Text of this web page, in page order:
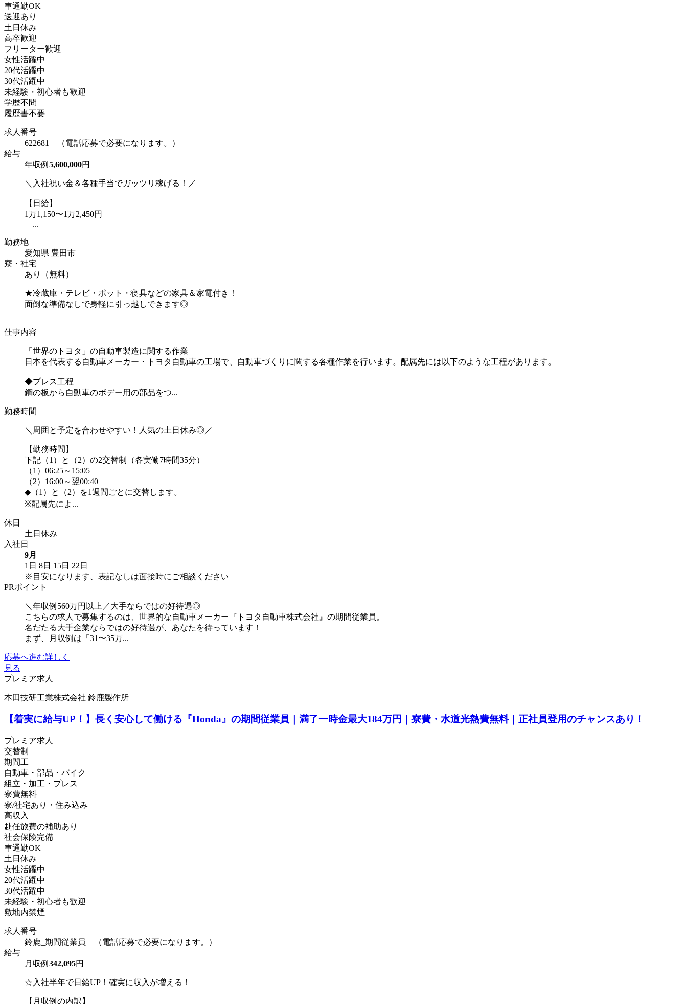
車通勤OK
送迎あり
土日休み
高卒歓迎
フリーター歓迎
女性活躍中
20代活躍中
30代活躍中
未経験・初心者も歓迎
学歴不問
履歴書不要
求人番号
622681 （電話応募で必要になります。）
給与
年収例 5,600,000円
＼入社祝い金＆各種手当でガッツリ稼げる！／
【日給】
1万1,150〜1万2,450円
...
勤務地
愛知県 豊田市
寮・社宅
あり（無料）
★冷蔵庫・テレビ・ポット・寝具などの家具＆家電付き！
面倒な準備なしで身軽に引っ越しできます◎
仕事内容
「世界のトヨタ」の自動車製造に関する作業
日本を代表する自動車メーカー・トヨタ自動車の工場で、自動車づくりに関する各種作業を行います。配属先には以下のような工程があります。
◆プレス工程
鋼の板から自動車のボデー用の部品をつ...
勤務時間
＼周囲と予定を合わせやすい！人気の土日休み◎／
【勤務時間】
下記（1）と（2）の2交替制（各実働7時間35分）
（1）06:25～15:05
（2）16:00～翌00:40
◆（1）と（2）を1週間ごとに交替します。
※配属先によ...
休日
土日休み
入社日
9月
1日 8日 15日 22日
※目安になります、表記なしは面接時にご相談ください
PRポイント
＼年収例560万円以上／大手ならではの好待遇◎
こちらの求人で募集するのは、世界的な自動車メーカー『トヨタ自動車株式会社』の期間従業員。
名だたる大手企業ならではの好待遇が、あなたを待っています！
まず、月収例は「31〜35万...
応募へ進む詳しく
見る
プレミア求人
本田技研工業株式会社 鈴鹿製作所
【着実に給与UP！】長く安心して働ける『Honda』の期間従業員｜満了一時金最大184万円｜寮費・水道光熱費無料｜正社員登用のチャンスあり！
プレミア求人
交替制
期間工
自動車・部品・バイク
組立・加工・プレス
寮費無料
寮/社宅あり・住み込み
高収入
赴任旅費の補助あり
社会保険完備
車通勤OK
土日休み
女性活躍中
20代活躍中
30代活躍中
未経験・初心者も歓迎
敷地内禁煙
求人番号
鈴鹿_期間従業員 （電話応募で必要になります。）
給与
月収例 342,095円
☆入社半年で日給UP！確実に収入が増える！
【月収例の内訳】